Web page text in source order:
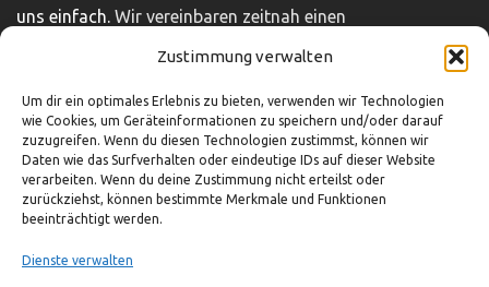
Zustimmung verwalten
Um dir ein optimales Erlebnis zu bieten, verwenden wir Technologien
wie Cookies, um Geräteinformationen zu speichern und/oder darauf
zuzugreifen. Wenn du diesen Technologien zustimmst, können wir
Daten wie das Surfverhalten oder eindeutige IDs auf dieser Website
verarbeiten. Wenn du deine Zustimmung nicht erteilst oder
zurückziehst, können bestimmte Merkmale und Funktionen
beeinträchtigt werden.
Dienste verwalten
uns einfach. Wir vereinbaren zeitnah einen
Impressum|Disclaimer |Datenschutz
So können Sie uns erreichen